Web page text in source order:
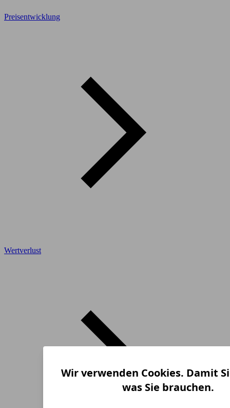
Preisentwicklung
Wertverlust
Wir verwenden Cookies. Damit
was Sie brauchen.